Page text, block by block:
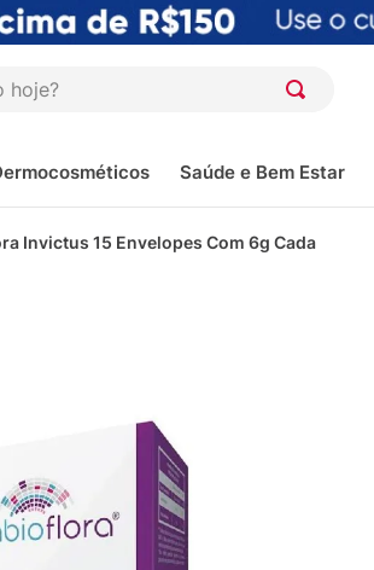
Saúde e Bem Estar
Invictus 15 Envelopes Com 6g Cada